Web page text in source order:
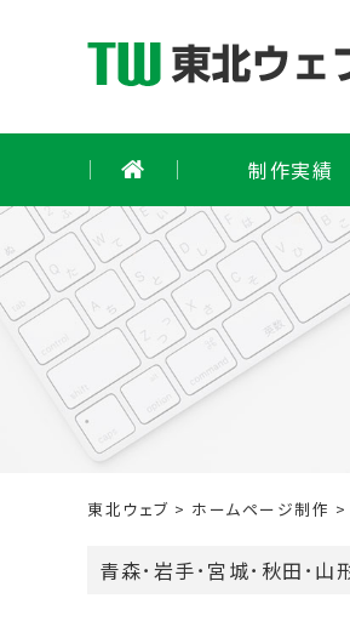
制作実績
東北ウェブ > ホームページ制作 >
青森･ 岩手･宮城･ 秋田 ･ 山